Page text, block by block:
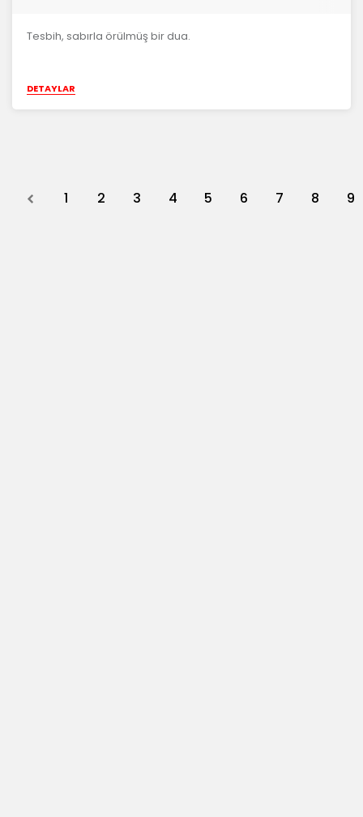
Tesbih, sabırla örülmüş bir dua.
DETAYLAR
Previous
1 2 3 4 5 6 7 8 9